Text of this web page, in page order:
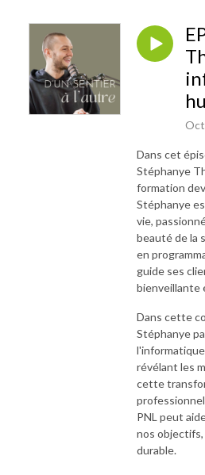
Dans cet
Stéphanye
formation
Stéphanye
vie,
beauté de la
en
guide ses
bienveillante
Dans cette
Stéphanye
révélant les
cette
PNL peut
nos
durable.